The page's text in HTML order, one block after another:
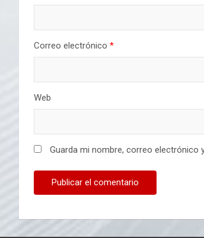
Correo electrónico *
Web
Guarda mi nombre, correo electrónico